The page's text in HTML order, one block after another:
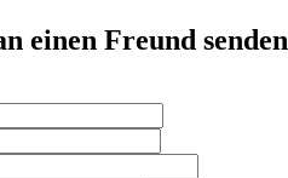
einen Freund senden